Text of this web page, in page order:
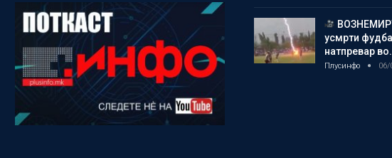
усмрти
натпревар
Плусинфо 06/